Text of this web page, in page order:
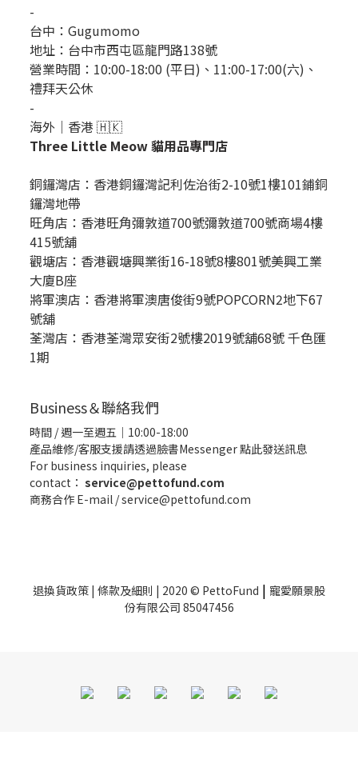
-
台中： Gugumomo
地址： 台中市西屯區龍門路138號
營業時間：10:00-18:00 (平日)、11:00-17:00(六)、
禮拜天公休
-
海外｜香港 🇭🇰
Three Little Meow 貓用品專門店
銅鑼灣店： 香港銅鑼灣記利佐治街2-10號1樓101鋪銅
鑼灣地帶
旺角店：香港旺角彌敦道700號彌敦道700號商場4樓
415號舖
觀塘店：香港觀塘興業街16-18號8樓801號美興工業
大廈B座
將軍澳店：香港將軍澳唐俊街9號POPCORN2地下67
號舖
荃灣店：香港荃灣眾安街2號樓2019號舖68號 千色匯
1期
Business＆聯絡我們
時間 / 週一至週五｜10:00-18:00
產品維修/客服支援請透過臉書Messenger點此發送訊息
For business inquiries, please
contact： service@pettofund.com
商務合作 E-mail / service@pettofund.com
退換貨政策 | 條款及細則 | 2020 © PettoFund | 寵愛願景股
份有限公司 85047456